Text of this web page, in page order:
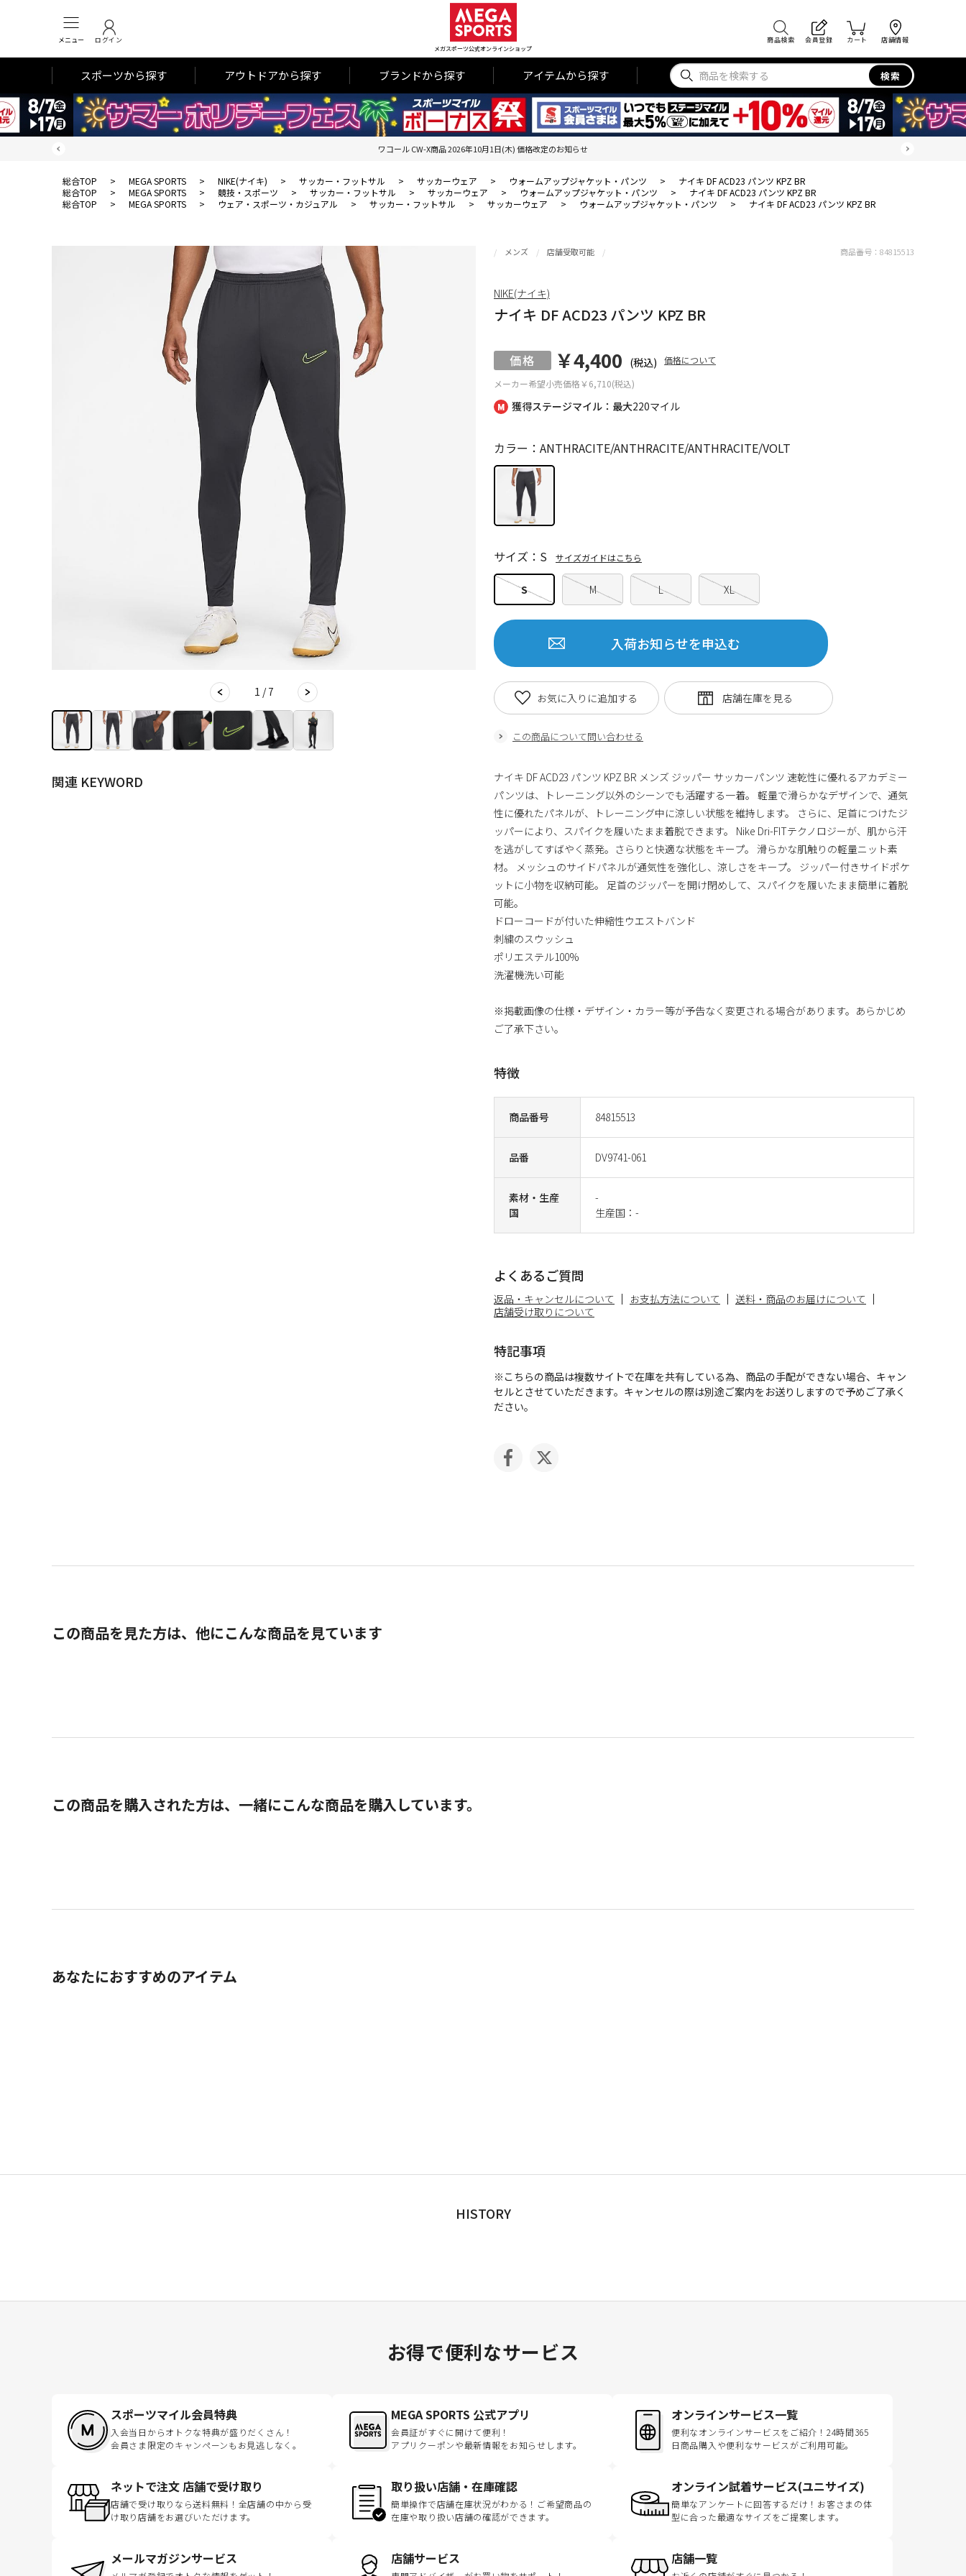
メニュー ログイン
メガスポーツ公式オンラインショップ
商品検索 会員登録 カート 店舗情報
スポーツから探す アウトドアから探す ブランドから探す アイテムから探す 検索
ワコール CW-X商品 2026年10月1日(木) 価格改定のお知らせ
総合TOP > MEGA SPORTS > NIKE(ナイキ) > サッカー・フットサル > サッカーウェア > ウォームアップジャケット・パンツ >
ナイキ DF ACD23 パンツ KPZ BR
総合TOP
> MEGA SPORTS > 競技・スポーツ > サッカー・フットサル > サッカーウェア > ウォームアップジャケット・パンツ >
ナイキ DF ACD23 パンツ KPZ BR
総合TOP
> MEGA SPORTS > ウェア・スポーツ・カジュアル > サッカー・フットサル > サッカーウェア > ウォームアップジャケット・パンツ > ナイキ DF ACD23 パンツ KPZ BR
1 / 7
関連 KEYWORD
獲得ステージマイル：最大220マイル
メンズ 店舗受取可能
ナイキ DF ACD23 パンツ KPZ BR
メーカー希望小売価格￥6,710(税込)
￥4,400 (税込) 価格について
商品番号 84815513
品番 DV9741-061
素材・生産
国
-
生産国：-
カラー：ANTHRACITE/ANTHRACITE/ANTHRACITE/VOLT
S M L XL
サイズ：S サイズガイドはこちら
入荷お知らせを申込む
この商品について問い合わせる
お気に入りに追加する
商品番号： 84815513
NIKE(ナイキ)
ナイキ DF ACD23 パンツ KPZ BR メンズ ジッパー サッカーパンツ 速乾性に優れるアカデミー
パンツは、トレーニング以外のシーンでも活躍する一着。 軽量で滑らかなデザインで、通気
性に優れたパネルが、トレーニング中に涼しい状態を維持します。 さらに、足首につけたジ
ッパーにより、スパイクを履いたまま着脱できます。 Nike Dri-FITテクノロジーが、肌から汗
を逃がしてすばやく蒸発。さらりと快適な状態をキープ。 滑らかな肌触りの軽量ニット素
材。 メッシュのサイドパネルが通気性を強化し、涼しさをキープ。 ジッパー付きサイドポケ
ットに小物を収納可能。 足首のジッパーを開け閉めして、スパイクを履いたまま簡単に着脱
可能。
ドローコードが付いた伸縮性ウエストバンド
刺繍のスウッシュ
ポリエステル100%
洗濯機洗い可能
※掲載画像の仕様・デザイン・カラー等が予告なく変更される場合があります。あらかじめ
ご了承下さい。
特徴
よくあるご質問
返品・キャンセルについて お支払方法について
送料・商品のお届けについて
店舗受け取りについて
特記事項
※こちらの商品は複数サイトで在庫を共有している為、商品の手配ができない場合、キャン
セルとさせていただきます。キャンセルの際は別途ご案内をお送りしますので予めご了承く
ださい。
この商品を見た方は、他にこんな商品を見ています
この商品を購入された方は、一緒にこんな商品を購入しています。
あなたにおすすめのアイテム
HISTORY
お得で便利なサービス
スポーツマイル会員特典
入会当日からオトクな特典が盛りだくさん！
会員さま限定のキャンペーンもお見逃しなく。
MEGA SPORTS 公式アプリ
会員証がすぐに開けて便利！
アプリクーポンや最新情報をお知らせします。
オンラインサービス一覧
便利なオンラインサービスをご紹介！24時間365
日商品購入や便利なサービスがご利用可能。
ネットで注文 店舗で受け取り
店舗で受け取りなら送料無料！全店舗の中から受
け取り店舗をお選びいただけます。
取り扱い店舗・在庫確認
簡単操作で店舗在庫状況がわかる！ご希望商品の
在庫や取り扱い店舗の確認ができます。
オンライン試着サービス(ユニサイズ)
簡単なアンケートに回答するだけ！お客さまの体
型に合った最適なサイズをご提案します。
メールマガジンサービス 店舗サービス 店舗一覧